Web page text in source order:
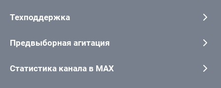
Техподдержка
Предвыборная агитация
Статистика канала в MAX